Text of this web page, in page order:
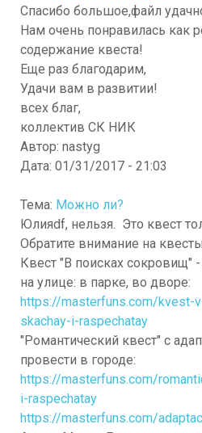
Спасибо большое,файл
Нам очень понравилась как
содержание квеста!
Еще раз благодарим,
Удачи вам в развитии!
всех благ,
коллектив СК НИК
Автор: nastyg
Дата: 01/31/2017 - 21:03
Тема: Можно ли?
Юлияdf, нельзя. Это квест
Обратите внимание на
Квест "В поисках сокровищ"
на улице: в парке, во дворе:
https://masterfuns.com/kvest-
skachay-i-raspechatay
"Романтический квест" с
провести в городе:
https://masterfuns.com/
i-raspechatay
https://masterfuns.com/